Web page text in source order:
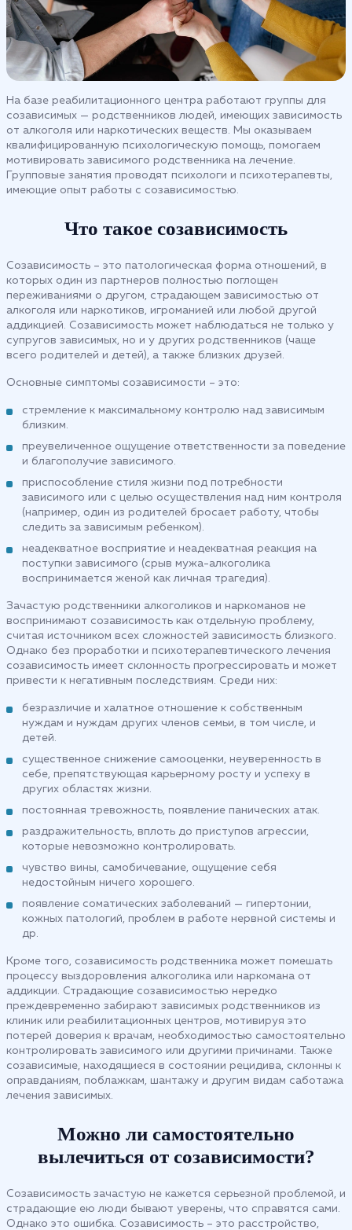
На базе реабилитационного центра работают группы для
созависимых — родственников людей, имеющих зависимость
от алкоголя или наркотических веществ. Мы оказываем
квалифицированную психологическую помощь, помогаем
мотивировать зависимого родственника на лечение.
Групповые занятия проводят психологи и психотерапевты,
имеющие опыт работы с созависимостью.
Что такое созависимость
Созависимость – это патологическая форма отношений, в
которых один из партнеров полностью поглощен
переживаниями о другом, страдающем зависимостью от
алкоголя или наркотиков, игроманией или любой другой
аддикцией. Созависимость может наблюдаться не только у
супругов зависимых, но и у других родственников (чаще
всего родителей и детей), а также близких друзей.
Основные симптомы созависимости – это:
стремление к максимальному контролю над зависимым
близким.
преувеличенное ощущение ответственности за поведение
и благополучие зависимого.
приспособление стиля жизни под потребности
зависимого или с целью осуществления над ним контроля
(например, один из родителей бросает работу, чтобы
следить за зависимым ребенком).
неадекватное восприятие и неадекватная реакция на
поступки зависимого (срыв мужа-алкоголика
воспринимается женой как личная трагедия).
Зачастую родственники алкоголиков и наркоманов не
воспринимают созависимость как отдельную проблему,
считая источником всех сложностей зависимость близкого.
Однако без проработки и психотерапевтического лечения
созависимость имеет склонность прогрессировать и может
привести к негативным последствиям. Среди них:
безразличие и халатное отношение к собственным
нуждам и нуждам других членов семьи, в том числе, и
детей.
существенное снижение самооценки, неуверенность в
себе, препятствующая карьерному росту и успеху в
других областях жизни.
постоянная тревожность, появление панических атак.
раздражительность, вплоть до приступов агрессии,
которые невозможно контролировать.
чувство вины, самобичевание, ощущение себя
недостойным ничего хорошего.
появление соматических заболеваний — гипертонии,
кожных патологий, проблем в работе нервной системы и
др.
Кроме того, созависимость родственника может помешать
процессу выздоровления алкоголика или наркомана от
аддикции. Страдающие созависимостью нередко
преждевременно забирают зависимых родственников из
клиник или реабилитационных центров, мотивируя это
потерей доверия к врачам, необходимостью самостоятельно
контролировать зависимого или другими причинами. Также
созависимые, находящиеся в состоянии рецидива, склонны к
оправданиям, поблажкам, шантажу и другим видам саботажа
лечения зависимых.
Можно ли самостоятельно
вылечиться от созависимости?
Созависимость зачастую не кажется серьезной проблемой, и
страдающие ею люди бывают уверены, что справятся сами.
Однако это ошибка. Созависимость – это расстройство,